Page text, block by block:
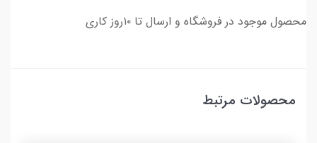
محصول موجود در فروشگاه و ارسال تا ۱۰روز کاری
محصولات مرتبط